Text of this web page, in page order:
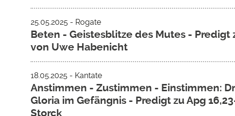
25.05.2025 - Rogate
Beten - Geistesblitze des Mutes - Predigt
von Uwe Habenicht
18.05.2025 - Kantate
Anstimmen - Zustimmen - Einstimmen:
Gloria im Gefängnis - Predigt zu Apg
Storck